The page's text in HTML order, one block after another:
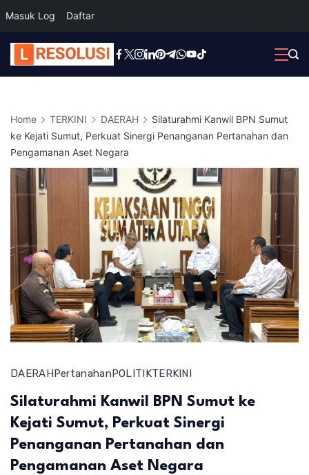
Masuk Log Daftar
Skip
to
Home TERKINI DAERAH
Silaturahmi Kanwil BPN Sumut
ke Kejati Sumut, Perkuat Sinergi Penanganan Pertanahan dan
Pengamanan Aset Negara
DAERAHPertanahanPOLITIKTERKINI
Silaturahmi Kanwil BPN Sumut ke
Kejati Sumut, Perkuat Sinergi
Penanganan Pertanahan dan
Pengamanan Aset Negara